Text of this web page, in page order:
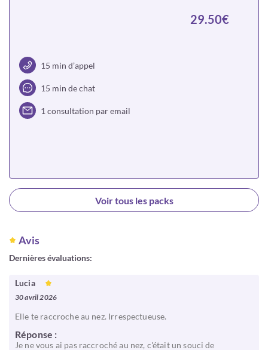
15 min d’appel
15 min de chat
1 consultation par email
29.50€
Choisir
Voir tous les packs
Avis
Dernières évaluations:
Lucia
30 avril 2026
Elle te raccroche au nez. Irrespectueuse.
Réponse :
Je ne vous ai pas raccroché au nez, c'était un souci de